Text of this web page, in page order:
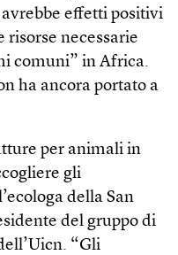
effetti positivi
risorse necessarie
comuni” in Africa.
ha ancora portato a
per animali in
gli
della San
del gruppo di
“Gli